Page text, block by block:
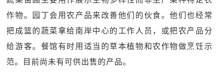
作物。园丁会用农产品来改善他们的伙食。他们也经常
把成篮的蔬菜拿给南岸中心的工作人员，或把农产品分
给游客。餐馆有时用适当的草本植物和农作物做烹饪示
范。目前尚未有可供出售的产品。